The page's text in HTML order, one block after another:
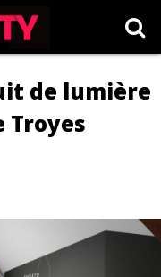
de lumière
Troyes